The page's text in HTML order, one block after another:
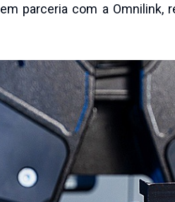
parceria com a Omnilink,